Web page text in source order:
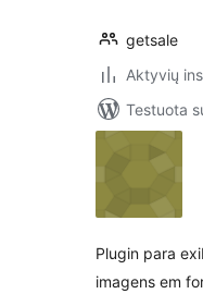
getsale
Aktyvių
Testuota
Plugin para
imagens em